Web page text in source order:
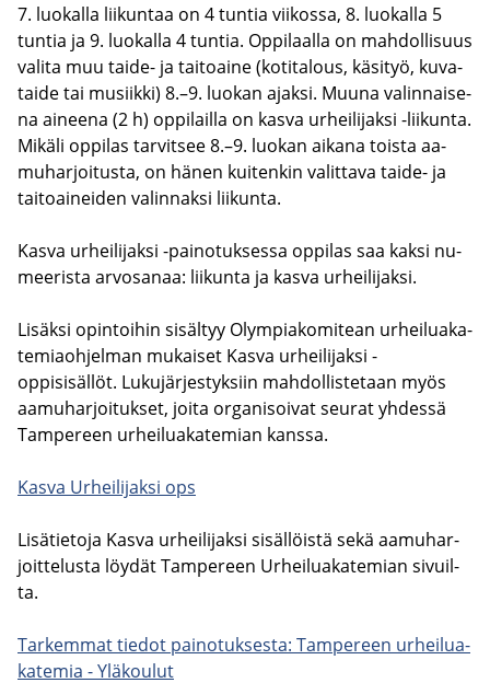
7. luo­kal­la lii­kun­taa on 4 tun­tia vii­kos­sa, 8. luo­kal­la 5
tun­tia ja 9. luo­kal­la 4 tun­tia. Op­pi­laal­la on mah­dol­li­suus
va­li­ta muu taide-​ ja tai­toai­ne (ko­ti­ta­lous, kä­si­työ, ku­va­
tai­de tai musiik­ki) 8.–9. luo­kan ajak­si. Muuna va­lin­nai­se­
na ai­nee­na (2 h) op­pi­lail­la on kasva ur­hei­li­jak­si -​liikunta.
Mi­kä­li op­pi­las tar­vit­see 8.–9. luo­kan ai­ka­na tois­ta aa­
mu­har­joi­tus­ta, on hänen kui­ten­kin va­lit­ta­va taide-​ ja
tai­toai­nei­den va­lin­nak­si lii­kun­ta.
Kasva ur­hei­li­jak­si -​painotuksessa op­pi­las saa kaksi nu­
mee­ris­ta ar­vo­sa­naa: lii­kun­ta ja kasva ur­hei­li­jak­si.
Li­säk­si opin­toi­hin si­säl­tyy Olym­pia­ko­mi­tean ur­hei­lua­ka­
te­miaoh­jel­man mu­kai­set Kasva ur­hei­li­jak­si -​
oppisisällöt. Lu­ku­jär­jes­tyk­siin mah­dol­lis­te­taan myös
aa­mu­har­joi­tuk­set, joita or­ga­ni­soi­vat seu­rat yh­des­sä
Tam­pe­reen ur­hei­lua­ka­te­mian kans­sa.
Kasva Ur­hei­li­jak­si ops
Li­sä­tie­to­ja Kasva ur­hei­li­jak­si si­säl­löis­tä sekä aa­mu­har­
joit­te­lus­ta löy­dät Tam­pe­reen Ur­hei­lua­ka­te­mian si­vuil­
ta.
Tar­kem­mat tie­dot pai­no­tuk­ses­ta: Tam­pe­reen ur­hei­lua­
ka­te­mia - Ylä­kou­lut